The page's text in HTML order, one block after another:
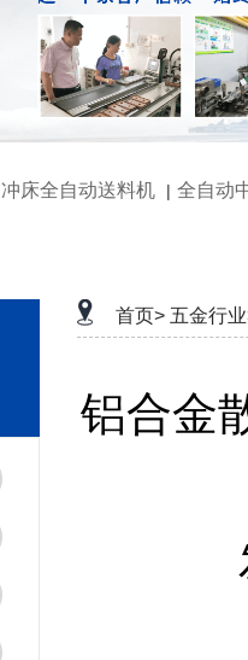
冲床全自动送料机 | 全自动
首页> 五金行
铝合金